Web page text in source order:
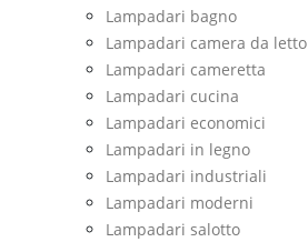
Lampadari bagno
Lampadari camera da letto
Lampadari cameretta
Lampadari cucina
Lampadari economici
Lampadari in legno
Lampadari industriali
Lampadari moderni
Lampadari salotto